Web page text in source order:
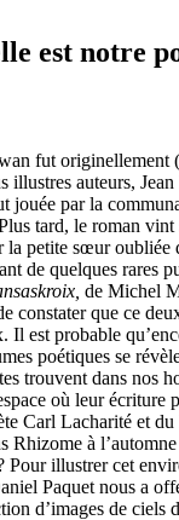
est notre
fut originellement
illustres auteurs,
jouée par la
tard, le roman vint
la petite sœur oubliée
de quelques rares
de Michel
constater que ce
Il est probable
poétiques se
trouvent dans nos
où leur écriture
Carl Lacharité et
Rhizome à
Pour illustrer cet
Paquet nous a
d’images de ciels